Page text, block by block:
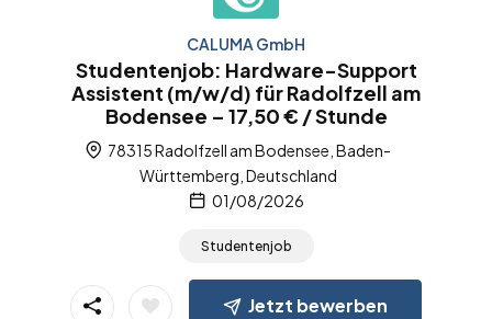
CALUMA GmbH
Studentenjob: Hardware-Support
Assistent (m/w/d) für Radolfzell am
Bodensee – 17,50 € / Stunde
78315 Radolfzell am Bodensee, Baden-
Württemberg, Deutschland
01/08/2026
Studentenjob
Jetzt bewerben